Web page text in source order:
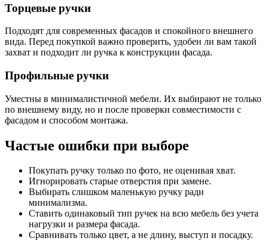
Торцевые ручки
Подходят для современных фасадов и спокойного внешнего
вида. Перед покупкой важно проверить, удобен ли вам такой
захват и подходит ли ручка к конструкции фасада.
Профильные ручки
Уместны в минималистичной мебели. Их выбирают не только
по внешнему виду, но и после проверки совместимости с
фасадом и способом монтажа.
Частые ошибки при выборе
Покупать ручку только по фото, не оценивая хват.
Игнорировать старые отверстия при замене.
Выбирать слишком маленькую ручку ради
минимализма.
Ставить одинаковый тип ручек на всю мебель без учета
нагрузки и размера фасада.
Сравнивать только цвет, а не длину, выступ и посадку.